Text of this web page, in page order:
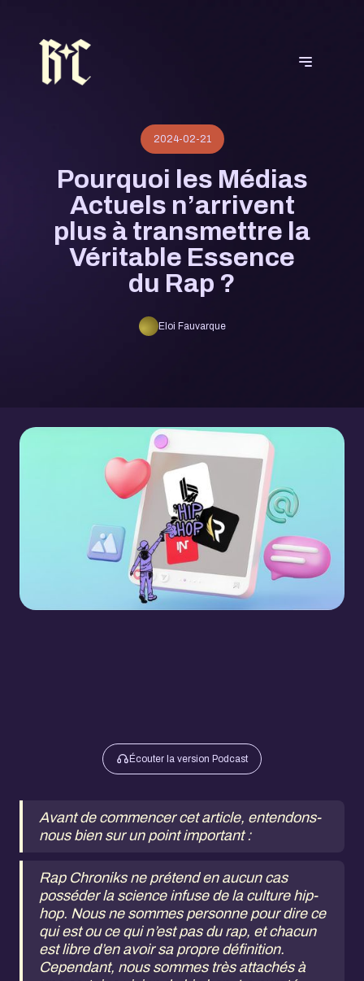
2024-02-21
Pourquoi les Médias
Actuels n’arrivent
plus à transmettre la
Véritable Essence
du Rap ?
Eloi Fauvarque
Écouter la version Podcast
Avant de commencer cet article, entendons-
nous bien sur un point important :
Rap Chroniks ne prétend en aucun cas
posséder la science infuse de la culture hip-
hop. Nous ne sommes personne pour dire ce
qui est ou ce qui n’est pas du rap, et chacun
est libre d’en avoir sa propre définition.
Cependant, nous sommes très attachés à